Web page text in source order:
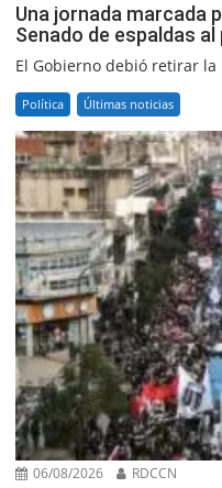
Una jornada marcada
Senado de espaldas al
El Gobierno debió retirar
Política Últimas noticias
06/08/2026 RDCCN